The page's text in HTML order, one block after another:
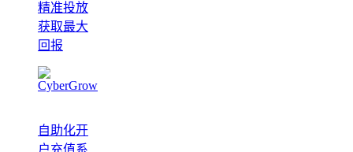
精准投放
获取最大
回报
自助化开